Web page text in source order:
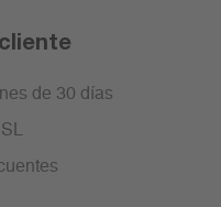
de 30 días